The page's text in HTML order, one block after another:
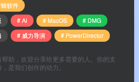
底：百轨时间线、画中画、遮罩、
软件
# Ai # MacOS
# DMG
# 威力导演 # PowerDirector
助，欢迎分享给更多需要的人。你的支
，是我们创作的动力。